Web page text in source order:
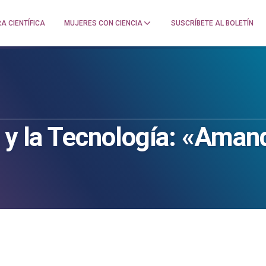
CIENTÍFICA MUJERES CON CIENCIA SUSCRÍBETE AL BOLETÍN
la Tecnología: